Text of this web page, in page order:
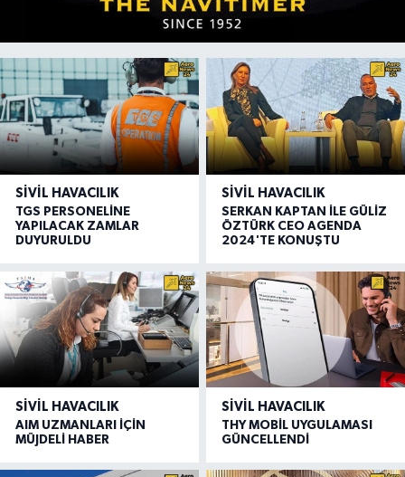
SIVIL HAVACILIK
TGS PERSONELİNE
YAPILACAK ZAMLAR
DUYURULDU
SIVIL HAVACILIK
SERKAN KAPTAN İLE GÜLİZ
ÖZTÜRK CEO AGENDA
2024'TE KONUŞTU
SIVIL HAVACILIK
AIM UZMANLARI İÇİN
MÜJDELİ HABER
SIVIL HAVACILIK
THY MOBİL UYGULAMASI
GÜNCELLENDİ